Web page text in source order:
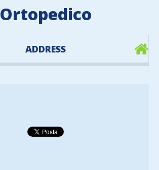
Ortopedico
ADDRESS